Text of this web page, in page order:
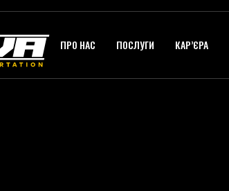
ПРО НАС ПОСЛУГИ КАР’ЄРА